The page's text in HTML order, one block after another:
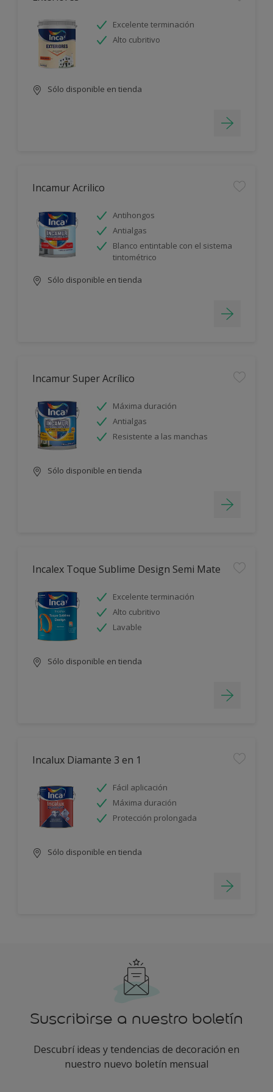
Excelente terminación
Alto cubritivo
Sólo disponible en tienda
Incamur Acrilico
Antihongos
Antialgas
Blanco entintable con el sistema
tintométrico
Sólo disponible en tienda
Incamur Super Acrílico
Máxima duración
Antialgas
Resistente a las manchas
Sólo disponible en tienda
Incalex Toque Sublime Design Semi Mate
Excelente terminación
Alto cubritivo
Lavable
Sólo disponible en tienda
Incalux Diamante 3 en 1
Fácil aplicación
Máxima duración
Protección prolongada
Sólo disponible en tienda
Suscribirse a nuestro boletín
Descubrí ideas y tendencias de decoración en
nuestro nuevo boletín mensual